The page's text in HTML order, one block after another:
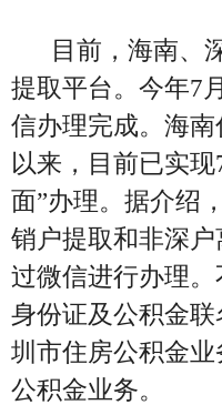
目前，海南、
提取平台。今年7
信办理完成。海
以来，目前已实
面”办理。 据介绍
销户提取和非深
过微信进行办理
身份证及公积金
圳市住房公积金
公积金业务。